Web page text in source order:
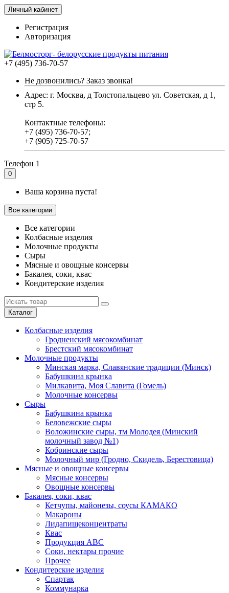
Личный кабинет
Регистрация
Авторизация
+7 (495) 736-70-57
Не дозвонились? Заказ звонка!
Адрес: г. Москва, д Толстопальцево ул. Советская, д 1,
стр 5.
Контактные телефоны:
+7 (495) 736-70-57;
+7 (905) 725-70-57
Телефон 1
0
Ваша корзина пуста!
Все категории
Все категории
Колбасные изделия
Молочные продукты
Сыры
Мясные и овощные консервы
Бакалея, соки, квас
Кондитерские изделия
Каталог
Колбасные изделия
Гродненский мясокомбинат
Брестский мясокомбинат
Молочные продукты
Минская марка, Славянские традиции (Минск)
Бабушкина крынка
Милкавита, Моя Славита (Гомель)
Молочные консервы
Сыры
Бабушкина крынка
Беловежские сыры
Воложинские сыры, тм Молодея (Минский
молочный завод №1)
Кобринские сыры
Молочный мир (Гродно, Скидель, Берестовица)
Мясные и овощные консервы
Мясные консервы
Овощные консервы
Бакалея, соки, квас
Кетчупы, майонезы, соусы КАМАКО
Макароны
Лидапищеконцентраты
Квас
Продукция АВС
Соки, нектары прочие
Прочее
Кондитерские изделия
Спартак
Коммунарка